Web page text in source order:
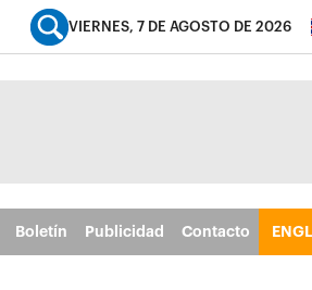
VIERNES, 7 DE AGOSTO DE 2026
Boletín Publicidad Contacto